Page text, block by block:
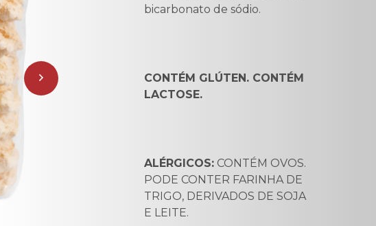
bicarbonato de sódio.
CONTÉM GLÚTEN. CONTÉM
LACTOSE.
ALÉRGICOS: CONTÉM OVOS.
PODE CONTER FARINHA DE
TRIGO, DERIVADOS DE SOJA
E LEITE.